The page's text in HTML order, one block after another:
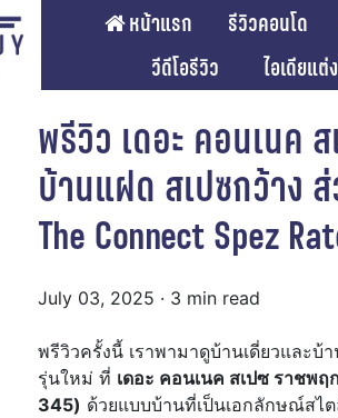
หน้าแรก รีวิวคอนโด
วีดีโอรีวิว
ไอเดียแต่
พรีวิว เดอะ คอนเนค
บ้านแฝด สเปซกว้าง
The Connect Spez
July 03, 2025 · 3 min read
พรีวิวครั้งนี้ เราพามาดูบ้านเดี่ยวและ
รุ่นใหม่ ที่ เดอะ คอนเนค สเปซ ราชพ
345) ด้วยแบบบ้านที่เป็นเอกลักษณ์สไ